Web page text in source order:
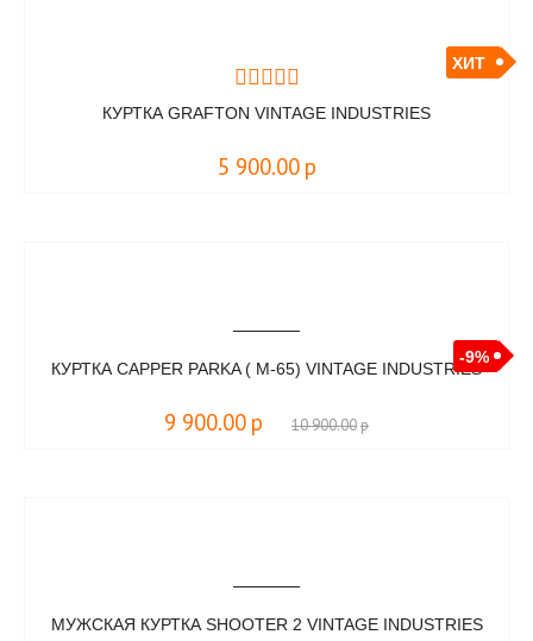
ХИТ
КУРТКА GRAFTON VINTAGE INDUSTRIES
5 900.00 р
-9%
КУРТКА CAPPER PARKA ( M-65) VINTAGE INDUSTRIES
9 900.00 р 10 900.00р
МУЖСКАЯ КУРТКА SHOOTER 2 VINTAGE INDUSTRIES